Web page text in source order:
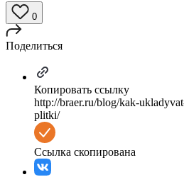
0
Поделиться
Копировать ссылку
http://braer.ru/blog/kak-
plitki/
Ссылка скопирована